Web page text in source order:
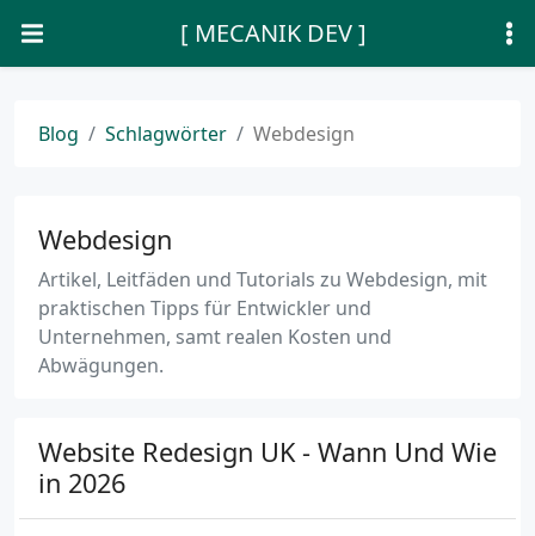
[ MECANIK DEV ]
Blog Schlagwörter Webdesign
Webdesign
Artikel, Leitfäden und Tutorials zu Webdesign, mit
praktischen Tipps für Entwickler und
Unternehmen, samt realen Kosten und
Abwägungen.
Website Redesign UK - Wann Und Wie
in 2026